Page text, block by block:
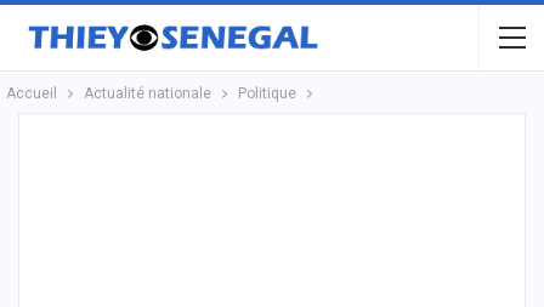
Accueil Actualité nationale Politique